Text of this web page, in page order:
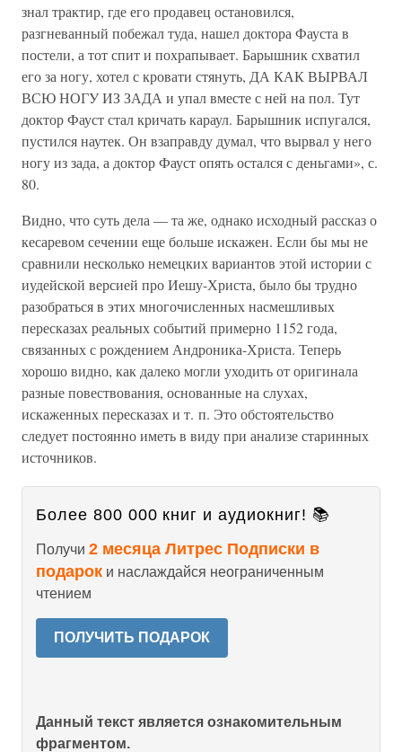
знал трактир, где его продавец остановился,
разгневанный побежал туда, нашел доктора Фауста в
постели, а тот спит и похрапывает. Барышник схватил
его за ногу, хотел с кровати стянуть, ДА КАК ВЫРВАЛ
ВСЮ НОГУ ИЗ ЗАДА и упал вместе с ней на пол. Тут
доктор Фауст стал кричать караул. Барышник испугался,
пустился наутек. Он взаправду думал, что вырвал у него
ногу из зада, а доктор Фауст опять остался с деньгами», с.
80.
Видно, что суть дела — та же, однако исходный рассказ о
кесаревом сечении еще больше искажен. Если бы мы не
сравнили несколько немецких вариантов этой истории с
иудейской версией про Иешу-Христа, было бы трудно
разобраться в этих многочисленных насмешливых
пересказах реальных событий примерно 1152 года,
связанных с рождением Андроника-Христа. Теперь
хорошо видно, как далеко могли уходить от оригинала
разные повествования, основанные на слухах,
искаженных пересказах и т. п. Это обстоятельство
следует постоянно иметь в виду при анализе старинных
источников.
Более 800 000 книг и аудиокниг! 📚
Получи 2 месяца Литрес Подписки в
подарок и наслаждайся неограниченным
чтением
ПОЛУЧИТЬ ПОДАРОК
Данный текст является ознакомительным
фрагментом.